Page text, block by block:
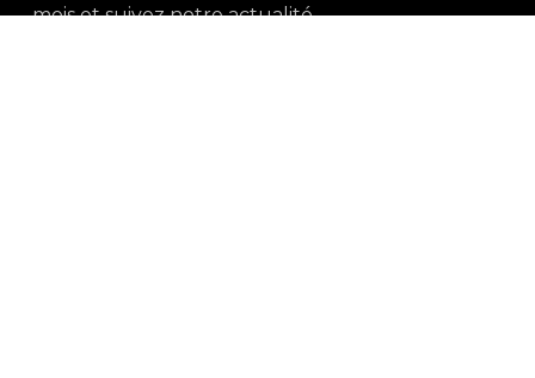
mois et suivez notre actualité...